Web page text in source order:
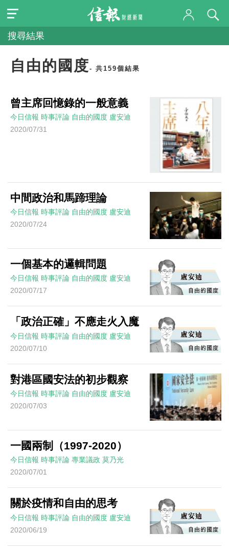
搜尋結果
自由的國度- 共159個結果
曾主席回憶錄的一般意義
今日信報 時事評論 自由的國度 盧安迪
2020/07/31
中間政治和馬蹄理論
今日信報 時事評論 自由的國度 盧安迪
2020/07/24
一個基本的邏輯問題
今日信報 時事評論 自由的國度 盧安迪
2020/07/17
「政治正確」不應走火入魔
今日信報 時事評論 自由的國度 盧安迪
2020/07/10
對港區國安法的初步觀察
今日信報 時事評論 自由的國度 盧安迪
2020/07/03
一國兩制（1997-2020）
今日信報 時事評論 專業議政 莫乃光
2020/07/01
關於疫情和自由的思考
今日信報 時事評論 自由的國度 盧安迪
2020/06/19